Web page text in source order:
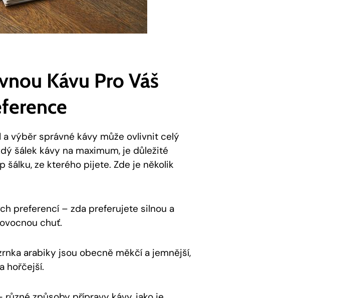
Kávu Pro Váš
výběr správné kávy může ovlivnit celý
šálek kávy na maximum, je důležité
ze kterého pijete. Zde je několik
preferencí – zda preferujete silnou a
chuť.
arabiky jsou obecně měkčí a jemnější,
hořčejší.